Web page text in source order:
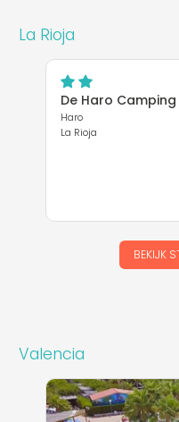
La Rioja
De Haro
Haro
La Rioja
BEKIJK
Valencia